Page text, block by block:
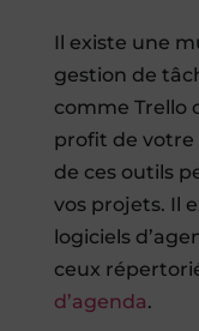
Il existe une
gestion de
comme Trello
profit de votre
de ces outils
vos projets. Il
logiciels
ceux
d’agenda.